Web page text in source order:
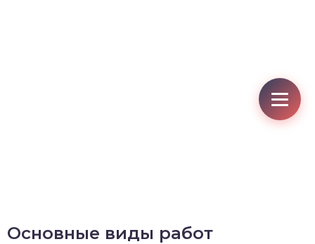
Основные виды работ